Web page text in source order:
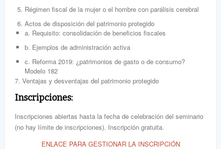
Régimen fiscal de la mujer o el hombre con parálisis cerebral
Actos de disposición del patrimonio protegido
a. Requisito: consolidación de beneficios fiscales
b. Ejemplos de administración activa
c. Reforma 2019: ¿patrimonios de gasto o de consumo?
Modelo 182
7. Ventajas y desventajas del patrimonio protegido
Inscripciones:
Inscripciones abiertas hasta la fecha de celebración del seminario
(no hay límite de inscripciones). Inscripción gratuita.
ENLACE PARA GESTIONAR LA INSCRIPCIÓN